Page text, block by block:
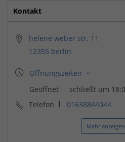
Kontakt
helene weber str. 11
12355 berlin
Telefon 01638844044
Mehr anzeigen